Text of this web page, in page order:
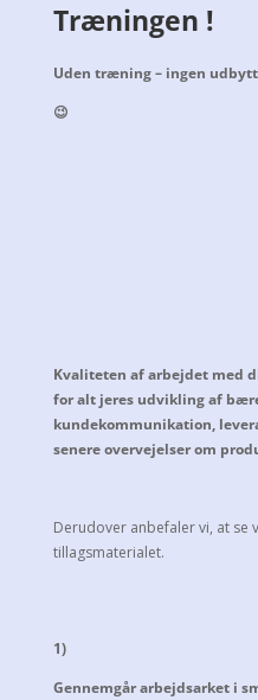
Træningen !
Uden træning – ingen
😉
Kvaliteten af arbejdet med
for alt jeres udvikling af
kundekommunikation,
senere overvejelser om
Derudover anbefaler vi, at se
tillagsmaterialet.
1)
Gennemgår arbejdsarket i